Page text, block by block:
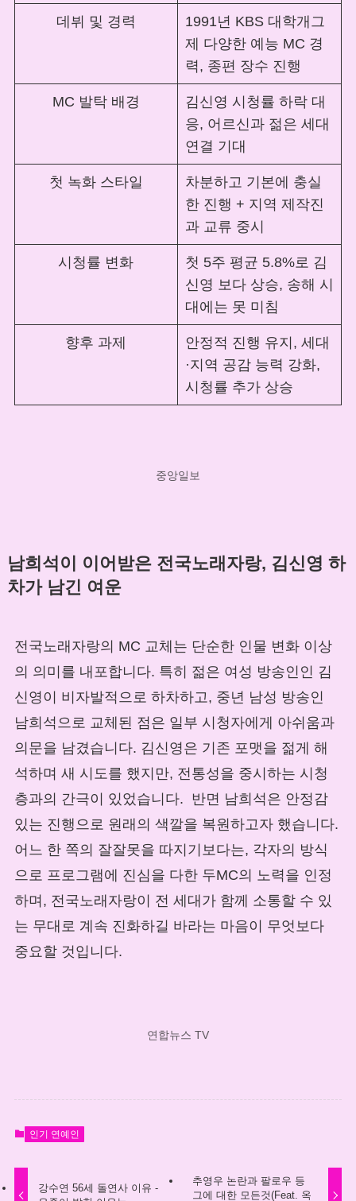
데뷔 및 경력
1991년 KBS 대학개그
제 다양한 예능 MC 경
력, 종편 장수 진행
MC 발탁 배경
김신영 시청률 하락 대
응, 어르신과 젊은 세대
연결 기대
첫 녹화 스타일
차분하고 기본에 충실
한 진행 + 지역 제작진
과 교류 중시
시청률 변화
첫 5주 평균 5.8%로 김
신영 보다 상승, 송해 시
대에는 못 미침
향후 과제
안정적 진행 유지, 세대
·지역 공감 능력 강화,
시청률 추가 상승
중앙일보
남희석이 이어받은 전국노래자랑, 김신영 하
차가 남긴 여운
전국노래자랑의 MC 교체는 단순한 인물 변화 이상
의 의미를 내포합니다. 특히 젊은 여성 방송인인 김
신영이 비자발적으로 하차하고, 중년 남성 방송인
남희석으로 교체된 점은 일부 시청자에게 아쉬움과
의문을 남겼습니다. 김신영은 기존 포맷을 젊게 해
석하며 새 시도를 했지만, 전통성을 중시하는 시청
층과의 간극이 있었습니다. 반면 남희석은 안정감
있는 진행으로 원래의 색깔을 복원하고자 했습니다.
어느 한 쪽의 잘잘못을 따지기보다는, 각자의 방식
으로 프로그램에 진심을 다한 두MC의 노력을 인정
하며, 전국노래자랑이 전 세대가 함께 소통할 수 있
는 무대로 계속 진화하길 바라는 마음이 무엇보다
중요할 것입니다.
연합뉴스 TV
인기 연예인
강수연 56세 돌연사 이유 -
추영우 논란과 팔로우 등
그에 대한 모든것(Feat. 옥